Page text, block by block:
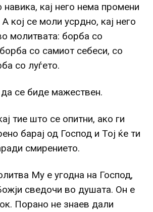
навика, кај него нема промени
кој се моли усрдно, кај него
молитвата: борба со
со самиот себеси, со
со луѓето.
се биде мажествен.
тие што се опитни, ако ги
барај од Господ и Тој ќе ти
смирението.
Му е угодна на Господ,
сведочи во душата. Он е
Порано не знаев дали